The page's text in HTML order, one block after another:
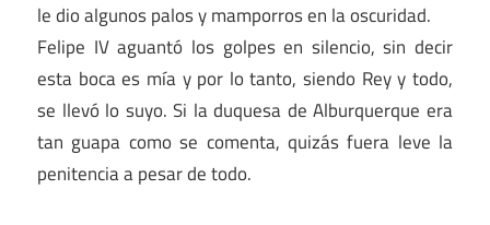
le dio algunos palos y mamporros en la oscuridad.
Felipe IV aguantó los golpes en silencio, sin decir
esta boca es mía y por lo tanto, siendo Rey y todo,
se llevó lo suyo. Si la duquesa de Alburquerque era
tan guapa como se comenta, quizás fuera leve la
penitencia a pesar de todo.